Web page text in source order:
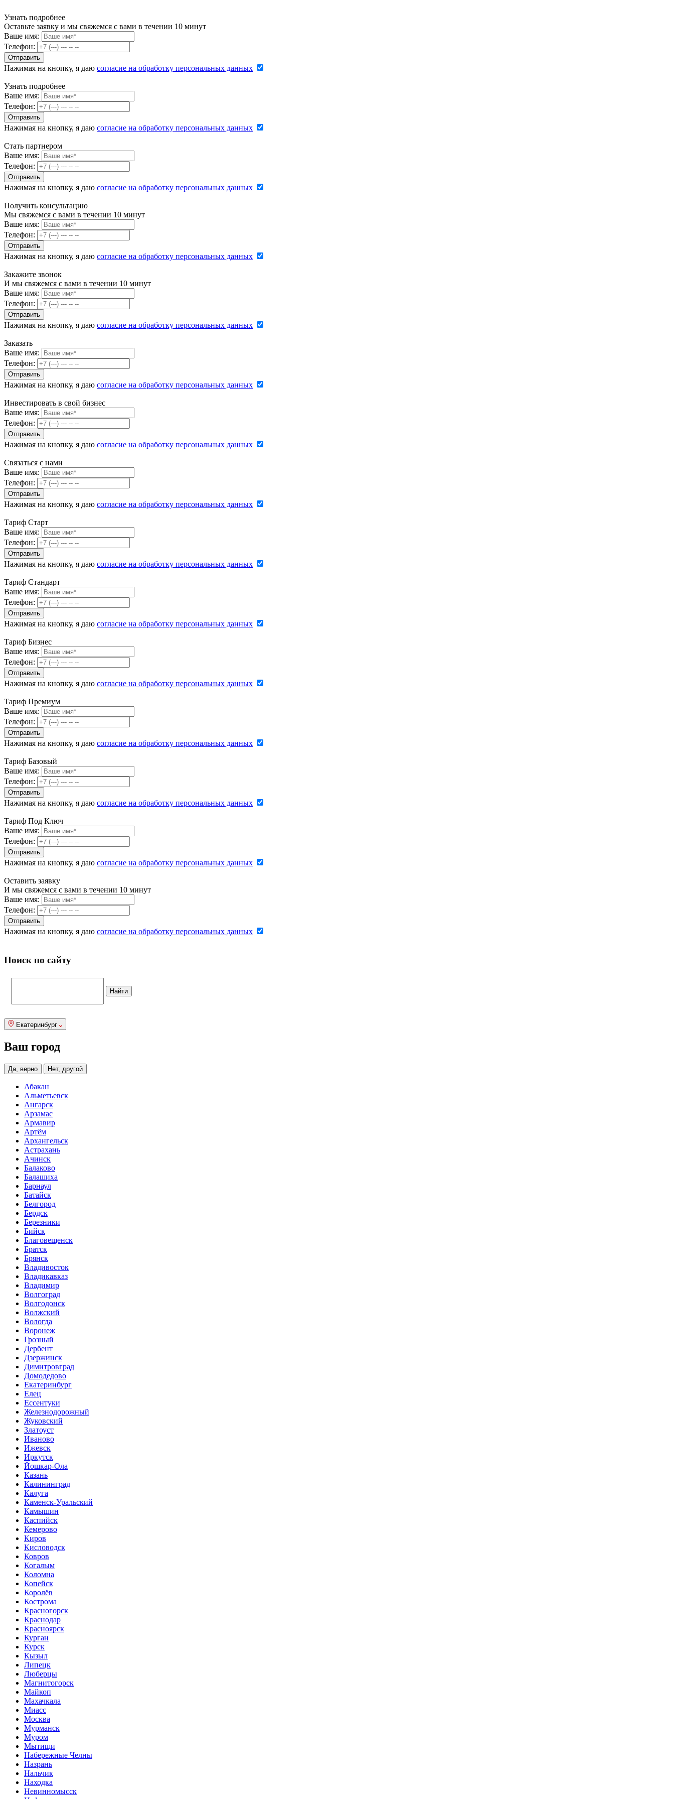
Узнать подробнее
Оставьте заявку и мы свяжемся с вами в течении 10 минут
Ваше имя:
Телефон:
Нажимая на кнопку, я даю согласие на обработку персональных данных
Узнать подробнее
Ваше имя:
Телефон:
Нажимая на кнопку, я даю согласие на обработку персональных данных
Стать партнером
Ваше имя:
Телефон:
Нажимая на кнопку, я даю согласие на обработку персональных данных
Получить консультацию
Мы свяжемся с вами в течении 10 минут
Ваше имя:
Телефон:
Нажимая на кнопку, я даю согласие на обработку персональных данных
Закажите звонок
И мы свяжемся с вами в течении 10 минут
Ваше имя:
Телефон:
Нажимая на кнопку, я даю согласие на обработку персональных данных
Заказать
Ваше имя:
Телефон:
Нажимая на кнопку, я даю согласие на обработку персональных данных
Инвестировать в свой бизнес
Ваше имя:
Телефон:
Нажимая на кнопку, я даю согласие на обработку персональных данных
Связаться с нами
Ваше имя:
Телефон:
Нажимая на кнопку, я даю согласие на обработку персональных данных
Тариф Старт
Ваше имя:
Телефон:
Нажимая на кнопку, я даю согласие на обработку персональных данных
Тариф Стандарт
Ваше имя:
Телефон:
Нажимая на кнопку, я даю согласие на обработку персональных данных
Тариф Бизнес
Ваше имя:
Телефон:
Нажимая на кнопку, я даю согласие на обработку персональных данных
Тариф Премиум
Ваше имя:
Телефон:
Нажимая на кнопку, я даю согласие на обработку персональных данных
Тариф Базовый
Ваше имя:
Телефон:
Нажимая на кнопку, я даю согласие на обработку персональных данных
Тариф Под Ключ
Ваше имя:
Телефон:
Нажимая на кнопку, я даю согласие на обработку персональных данных
Оставить заявку
И мы свяжемся с вами в течении 10 минут
Ваше имя:
Телефон:
Нажимая на кнопку, я даю согласие на обработку персональных данных
Поиск по сайту
Екатеринбург
Ваш город
Да, верно Нет, другой
Абакан
Альметьевск
Ангарск
Арзамас
Армавир
Артём
Архангельск
Астрахань
Ачинск
Балаково
Балашиха
Барнаул
Батайск
Белгород
Бердск
Березники
Бийск
Благовещенск
Братск
Брянск
Владивосток
Владикавказ
Владимир
Волгоград
Волгодонск
Волжский
Вологда
Воронеж
Грозный
Дербент
Дзержинск
Димитровград
Домодедово
Екатеринбург
Елец
Ессентуки
Железнодорожный
Жуковский
Златоуст
Иваново
Ижевск
Иркутск
Йошкар-Ола
Казань
Калининград
Калуга
Каменск-Уральский
Камышин
Каспийск
Кемерово
Киров
Кисловодск
Ковров
Когалым
Коломна
Копейск
Королёв
Кострома
Красногорск
Краснодар
Красноярск
Курган
Курск
Кызыл
Липецк
Люберцы
Магнитогорск
Майкоп
Махачкала
Миасс
Москва
Мурманск
Муром
Мытищи
Набережные Челны
Назрань
Нальчик
Находка
Невинномысск